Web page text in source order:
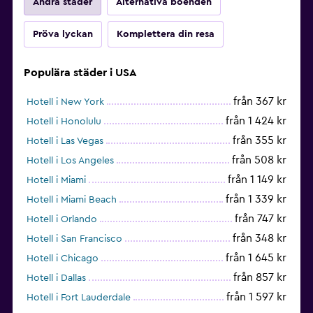
Andra städer Alternativa boenden
Pröva lyckan Komplettera din resa
Populära städer i USA
Hotell i New York från 367 kr
Hotell i Honolulu från 1 424 kr
Hotell i Las Vegas från 355 kr
Hotell i Los Angeles från 508 kr
Hotell i Miami från 1 149 kr
Hotell i Miami Beach från 1 339 kr
Hotell i Orlando från 747 kr
Hotell i San Francisco från 348 kr
Hotell i Chicago från 1 645 kr
Hotell i Dallas från 857 kr
Hotell i Fort Lauderdale från 1 597 kr